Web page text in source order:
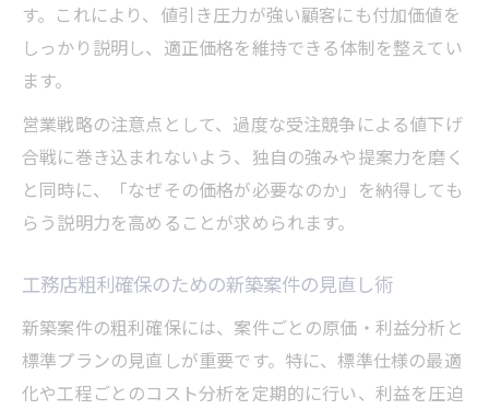
す。これにより、値引き圧力が強い顧客にも付加価値を
しっかり説明し、適正価格を維持できる体制を整えてい
ます。
営業戦略の注意点として、過度な受注競争による値下げ
合戦に巻き込まれないよう、独自の強みや提案力を磨く
と同時に、「なぜその価格が必要なのか」を納得しても
らう説明力を高めることが求められます。
工務店粗利確保のための新築案件の見直し術
新築案件の粗利確保には、案件ごとの原価・利益分析と
標準プランの見直しが重要です。特に、標準仕様の最適
化や工程ごとのコスト分析を定期的に行い、利益を圧迫